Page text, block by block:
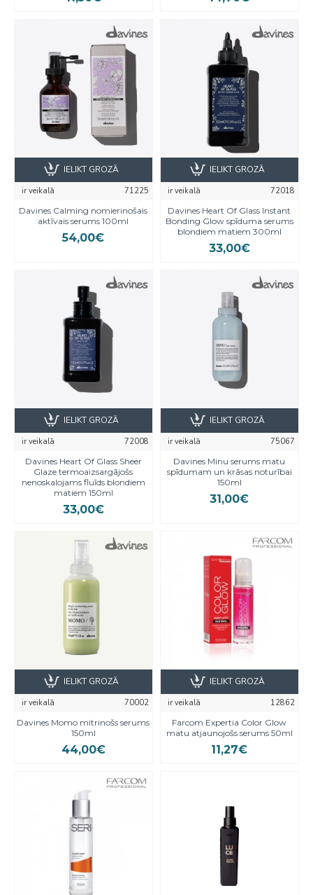
ir veikalā
71225
Davines Calming nomierinošais
aktīvais serums 100ml
54,00€
IELIKT GROZĀ
ir veikalā
72018
Davines Heart Of Glass Instant
Bonding Glow spīduma serums
blondiem matiem 300ml
33,00€
IELIKT GROZĀ
ir veikalā
72008
Davines Heart Of Glass Sheer
Glaze termoaizsargājošs
nenoskalojams fluīds blondiem
matiem 150ml
33,00€
IELIKT GROZĀ
ir veikalā
75067
Davines Minu serums matu
spīdumam un krāsas noturībai
150ml
31,00€
IELIKT GROZĀ
ir veikalā
70002
Davines Momo mitrinošs serums
150ml
44,00€
IELIKT GROZĀ
ir veikalā
12862
Farcom Expertia Color Glow
matu atjaunojošs serums 50ml
11,27€
IELIKT GROZĀ